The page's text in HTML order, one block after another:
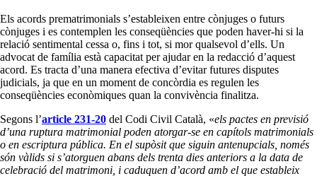
Els acords prematrimonials s’estableixen entre cònjuges o futurs
cònjuges i es contemplen les conseqüències que poden haver-hi si la
relació sentimental cessa o, fins i tot, si mor qualsevol d’ells. Un
advocat de família està capacitat per ajudar en la redacció d’aquest
acord. Es tracta d’una manera efectiva d’evitar futures disputes
judicials, ja que en un moment de concòrdia es regulen les
conseqüències econòmiques quan la convivència finalitza.
Segons l’article 231-20 del Codi Civil Català, «els pactes en previsió
d’una ruptura matrimonial poden atorgar-se en capítols matrimonials
o en escriptura pública. En el supòsit que siguin antenupcials, només
són vàlids si s’atorguen abans dels trenta dies anteriors a la data de
celebració del matrimoni, i caduquen d’acord amb el que estableix